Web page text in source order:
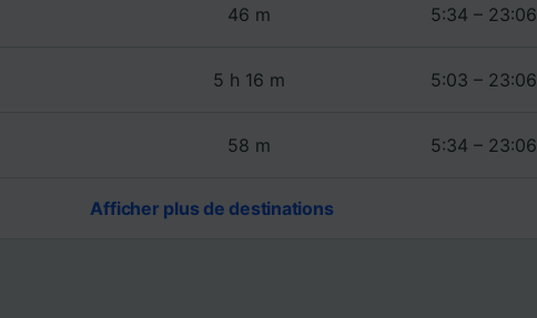
46 m 5:34 – 23:06
5 h 16 m 5:03 – 23:06
58 m 5:34 – 23:06
Afficher plus de destinations